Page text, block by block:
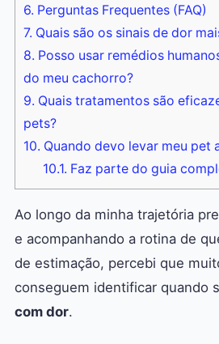
6. Perguntas Frequentes (FAQ)
7. Quais são os sinais de dor
8. Posso usar remédios
do meu cachorro?
9. Quais tratamentos são
pets?
10. Quando devo levar meu pet
10.1. Faz parte do guia
Ao longo da minha trajetória
e acompanhando a rotina de
de estimação, percebi que
conseguem identificar quando
com dor.